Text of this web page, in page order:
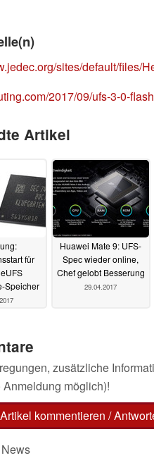
sites/default/files/
2017/09/ufs-3-0-
Artikel
für
Speicher
Huawei Mate 9: UFS-
Spec wieder online,
Chef gelobt Besserung
29.04.2017
zusätzliche
Anmeldung möglich)!
kommentieren /